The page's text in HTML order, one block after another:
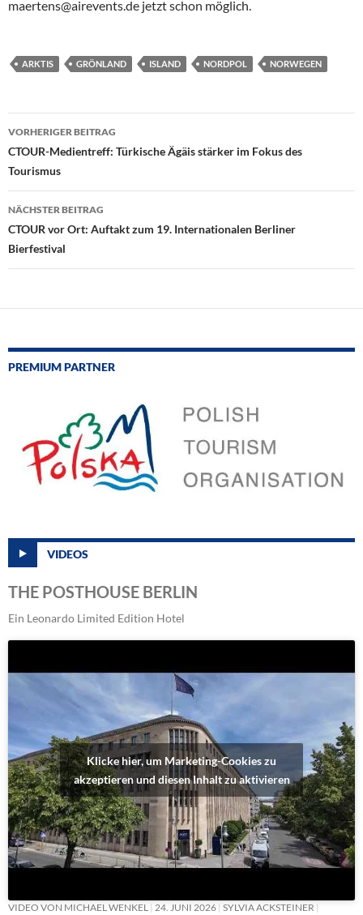
maertens@airevents.de jetzt schon möglich.
ARKTIS GRÖNLAND ISLAND NORDPOL NORWEGEN
Beitragsnavigation
VORHERIGER BEITRAG
CTOUR-Medientreff: Türkische Ägäis stärker im Fokus des
Tourismus
NÄCHSTER BEITRAG
CTOUR vor Ort: Auftakt zum 19. Internationalen Berliner
Bierfestival
PREMIUM PARTNER
VIDEOS
THE POSTHOUSE BERLIN
Ein Leonardo Limited Edition Hotel
Klicke hier, um Marketing-Cookies zu
akzeptieren und diesen Inhalt zu aktivieren
VIDEO VON MICHAEL WENKEL 24. JUNI 2026 SYLVIA ACKSTEINER